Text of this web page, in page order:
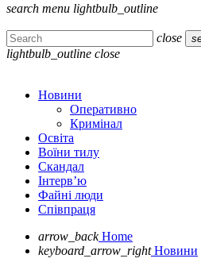
search menu lightbulb_outline
close
lightbulb_outline close
Новини
Оперативно
Кримінал
Освіта
Воїни тилу
Скандал
Інтерв’ю
Файні люди
Співпраця
arrow_back Home
keyboard_arrow_right Новини